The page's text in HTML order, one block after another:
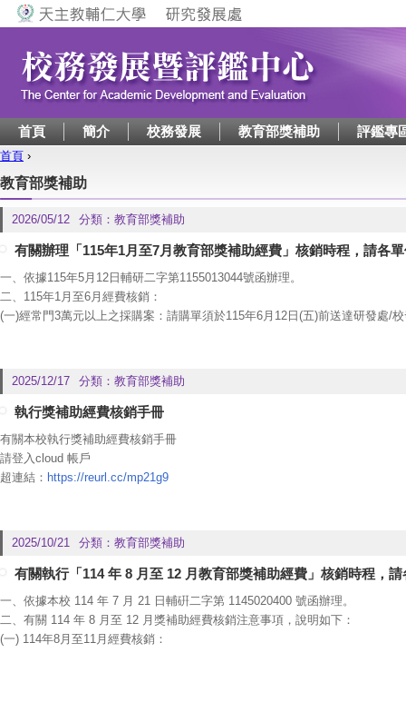
Jump to navigation
首頁 簡介 校務發展 教育部獎補助 評鑑專
您在這裡
首頁 ›
教育部獎補助
2026/05/12 分類： 教育部獎補助
有關辦理「115年1月至7月教育部獎補助經費」核銷時程，請各
一、依據115年5月12日輔研二字第1155013044號函辦理。
二、115年1月至6月經費核銷：
(一)經常門3萬元以上之採購案：請購單須於115年6月12日(五)前送達研發處/
(一) 僅受理該期間實際辦理活動所產生之憑證（如成果發表活動當日之餐費
般性支出如文具、印刷費、郵資等，恕不受理。
(二) 單位若有7月核銷需求，請填寫「當月辦理核銷作業申請表」（附件），
處∕校發中心，經確認後始可進行核銷。
(三) 核銷截止時間：115年7月1日至14日所產生之單據，須於2日內完成核銷
中午12:00前將核銷憑證送達研發處／校發中心。
2025/12/17 分類： 教育部獎補助
執行獎補助經費核銷手冊
有關本校執行獎補助經費核銷手冊
請登入cloud 帳戶
超連結： https://reurl.cc/mp21g9
2025/10/21 分類： 教育部獎補助
有關執行「114 年 8 月至 12 月教育部獎補助經費」核銷時程，
一、依據本校 114 年 7 月 21 日輔硏二字第 1145020400 號函辦理。
二、有關 114 年 8 月至 12 月獎補助經費核銷注意事項，說明如下：
(一) 114年8月至11月經費核銷：